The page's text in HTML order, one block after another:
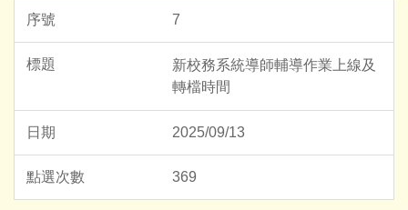
7
新校務系統導師輔導作業上線及
轉檔時間
2025/09/13
369